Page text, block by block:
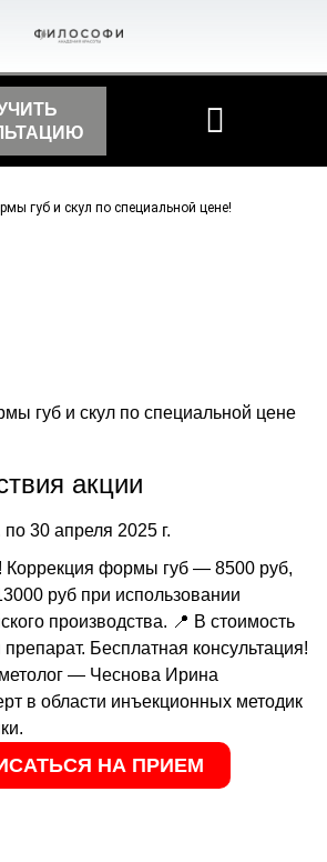
губ и скул по специальной цене!
акции
30 апреля 2025 г.
Коррекция формы губ — 8500 руб,
руб при использовании
производства. 📍 В стоимость
Бесплатная консультация!
— Чеснова Ирина
в области инъекционных методик
НА ПРИЕМ